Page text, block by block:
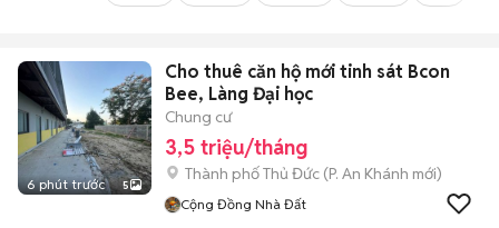
6 phút trước 5
Cho thuê căn hộ mới tinh sát Bcon
Bee, Làng Đại học
Chung cư
3,5 triệu/tháng
Thành phố Thủ Đức (P. An Khánh mới)
Cộng Đồng Nhà Đất